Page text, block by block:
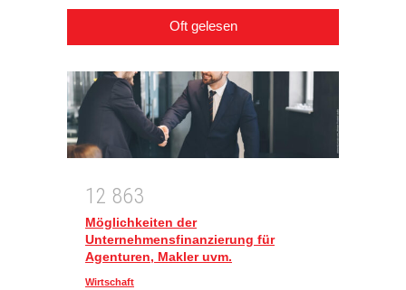
Oft gelesen
1 2 863
Möglichkeiten der
Unternehmensfinanzierung für
Agenturen, Makler uvm.
Wirtschaft